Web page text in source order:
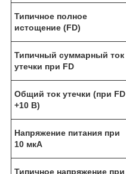
Типичное полное
истощение (FD)
Типичный суммарный ток
утечки при FD
Общий ток утечки (при FD
+10 В)
Напряжение питания при
10 мкА
Типичное напряжение при